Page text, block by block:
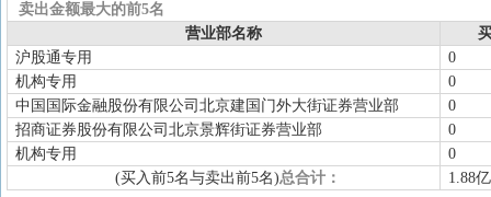
卖出金额最大的前5名
营业部名称
沪股通专用
0
机构专用
0
中国国际金融股份有限公司北京建国门外大街证券营业部
0
招商证券股份有限公司北京景辉街证券营业部
0
机构专用
0
(买入前5名与卖出前5名)总合计： 1.88亿